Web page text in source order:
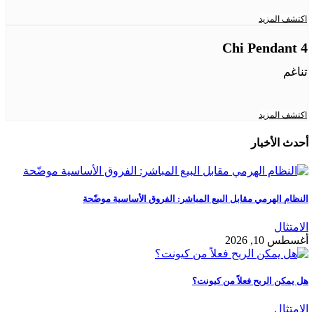
اكتشف المزيد
Chi Pendant 4
تناغم
اكتشف المزيد
أحدث الأخبار
النظام الهرمي مقابل البيع المباشر: الفروق الأساسية موضّحة
الامتثال
أغسطس 10, 2026
هل يمكن الربح فعلاً من كيونت؟
الامتثال